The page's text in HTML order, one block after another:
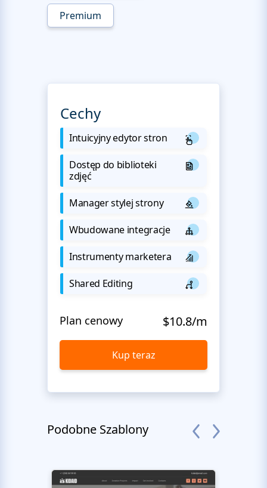
Premium
Cechy
Intuicyjny edytor stron
Dostęp do biblioteki
zdjęć
Manager stylej strony
Wbudowane integracje
Instrumenty marketera
Shared Editing
Plan cenowy $10.8/m
Kup teraz
Podobne Szablony